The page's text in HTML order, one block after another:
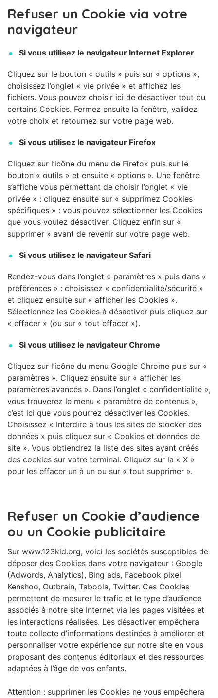
Refuser un Cookie via votre
navigateur
Si vous utilisez le navigateur Internet Explorer
Cliquez sur le bouton « outils » puis sur « options »,
choisissez l’onglet « vie privée » et affichez les
fichiers. Vous pouvez choisir ici de désactiver tout ou
certains Cookies. Fermez ensuite la fenêtre, validez
votre choix et retournez sur votre page web.
Si vous utilisez le navigateur Firefox
Cliquez sur l’icône du menu de Firefox puis sur le
bouton « outils » et ensuite « options ». Une fenêtre
s’affiche vous permettant de choisir l’onglet « vie
privée » : cliquez ensuite sur « supprimez Cookies
spécifiques » : vous pouvez sélectionner les Cookies
que vous voulez désactiver. Cliquez enfin sur «
supprimer » avant de revenir sur votre page web.
Si vous utilisez le navigateur Safari
Rendez-vous dans l’onglet « paramètres » puis dans «
préférences » : choisissez « confidentialité/sécurité »
et cliquez ensuite sur « afficher les Cookies ».
Sélectionnez les Cookies à désactiver puis cliquez sur
« effacer » (ou sur « tout effacer »).
Si vous utilisez le navigateur Chrome
Cliquez sur l’icône du menu Google Chrome puis sur «
paramètres ». Cliquez ensuite sur « afficher les
paramètres avancés ». Dans l’onglet « confidentialité »,
vous trouverez le menu « paramètre de contenus »,
c’est ici que vous pourrez désactiver les Cookies.
Choisissez « Interdire à tous les sites de stocker des
données » puis cliquez sur « Cookies et données de
site ». Vous obtiendrez la liste des sites ayant créés
des cookies sur votre terminal. Cliquez sur la « X »
pour les effacer un à un ou sur « tout supprimer ».
Refuser un Cookie d’audience
ou un Cookie publicitaire
Sur www.123kid.org, voici les sociétés susceptibles de
déposer des Cookies dans votre navigateur : Google
(Adwords, Analytics), Bing ads, Facebook pixel,
Kenshoo, Outbrain, Taboola, Twitter. Ces Cookies
permettent de mesurer le trafic et le type d’audience
associés à notre site Internet via les pages visitées et
les interactions réalisées. Les désactiver empêchera
toute collecte d’informations destinées à améliorer et
personnaliser votre expérience sur notre site en vous
proposant des contenus éditoriaux et des ressources
adaptées à l’âge de vos enfants.
Attention : supprimer les Cookies ne vous empêchera